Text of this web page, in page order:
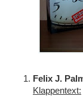
Felix J.
Klappentext: